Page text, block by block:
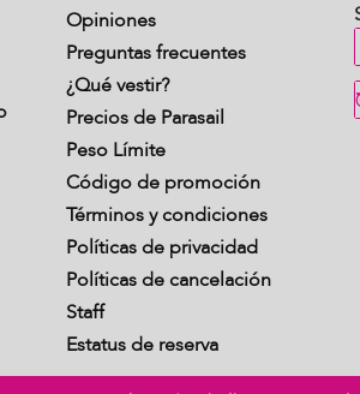
Opiniones
Preguntas frecuentes
¿Qué vestir?
Precios de Parasail
Peso Límite
Código de promoción
Términos y condiciones
Políticas de privacidad
Políticas de cancelación
Staff
Estatus de reserva